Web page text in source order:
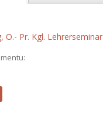
O.- Pr. Kgl. Lehrerseminar